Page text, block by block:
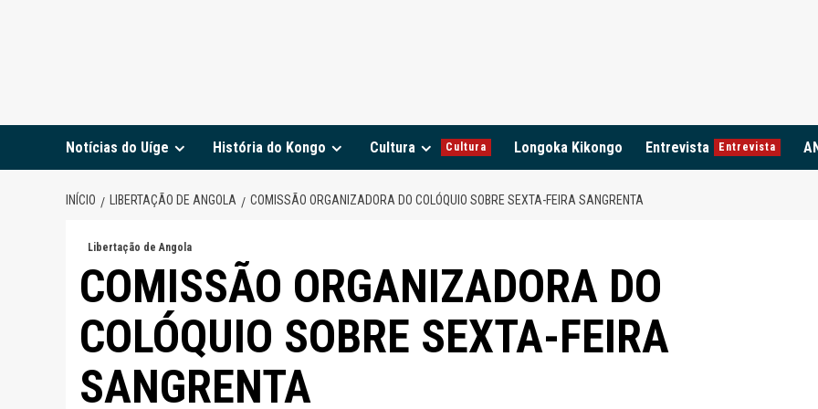
Notícias do Uíge História do Kongo Cultura Cultura Longoka Kikongo Entrevista Entrevista
INÍCIO LIBERTAÇÃO DE ANGOLA COMISSÃO ORGANIZADORA DO COLÓQUIO SOBRE SEXTA-FEIRA SANGRENTA
Libertação de Angola
COMISSÃO ORGANIZADORA DO
COLÓQUIO SOBRE SEXTA-FEIRA
SANGRENTA